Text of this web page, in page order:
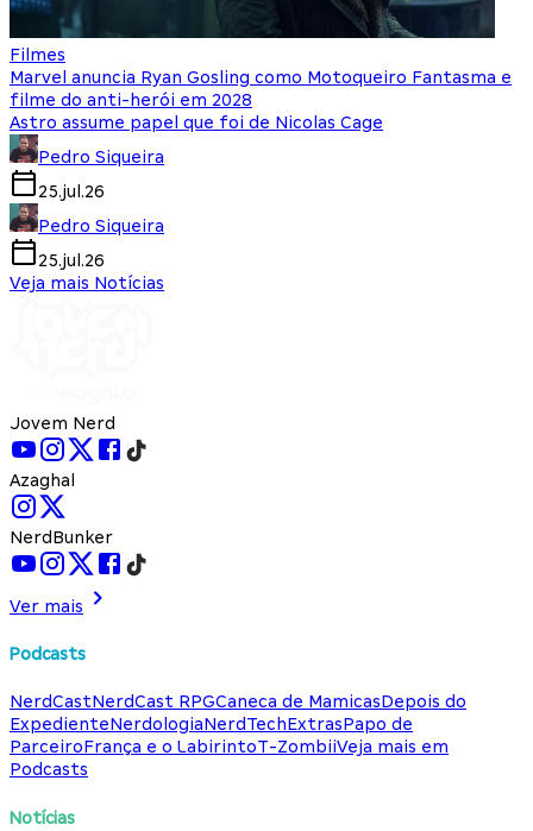
Filmes
Marvel anuncia Ryan Gosling como Motoqueiro Fantasma e
filme do anti-herói em 2028
Astro assume papel que foi de Nicolas Cage
Pedro Siqueira
25.jul.26
Pedro Siqueira
25.jul.26
Veja mais Notícias
Jovem Nerd
Azaghal
NerdBunker
Ver mais
Podcasts
NerdCastNerdCast RPGCaneca de MamicasDepois do
ExpedienteNerdologiaNerdTechExtrasPapo de
ParceiroFrança e o LabirintoT-ZombiiVeja mais em
Podcasts
Notícias